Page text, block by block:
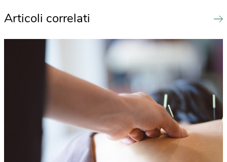
Articoli correlati